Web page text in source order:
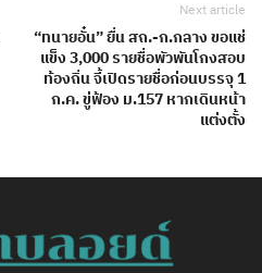
Next article
“ทนายอั๋น” ยื่น สถ.-ก.กลาง ขอแช่
แข็ง 3,000 รายชื่อพัวพันโกงสอบ
ท้องถิ่น จี้เปิดรายชื่อก่อนบรรจุ 1
ก.ค. ขู่ฟ้อง ม.157 หากเดินหน้า
แต่งตั้ง